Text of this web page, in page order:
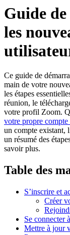
Guide
les
Ce guide de
main de votre
les étapes
réunion, le
votre profil Zoom.
votre propre
un compte existant,
un résumé des
savoir plus.
Table des
S’inscrire et
Créer
Se connecter
Mettre à jour